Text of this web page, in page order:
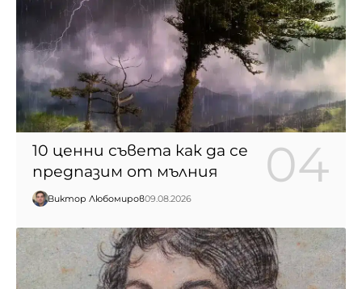
10 ценни съвета как да се
предпазим от мълния
Виктор Любомиров09.08.2026